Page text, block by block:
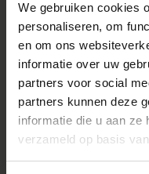
We gebruiken cookies
personaliseren, om
en om ons
informatie over uw
partners voor social
partners kunnen deze
informatie die u aan ze
verzameld op basis
keuze voor heren die op
kwaliteit. De pyjama is
een uitstekende
Waarom
DeSchiesserpyjama
materialen en tijdloze
biedt deze pyjama een
ruitenprint in een stijlvolle